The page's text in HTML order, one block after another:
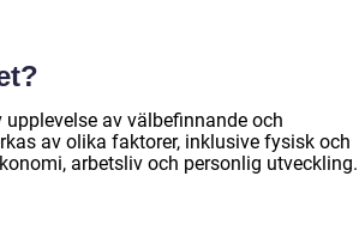
av välbefinnande och
av olika faktorer, inklusive fysisk och
arbetsliv och personlig utveckling.